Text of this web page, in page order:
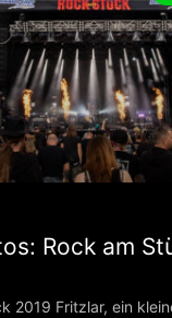
Rock am
2019 Fritzlar, ein